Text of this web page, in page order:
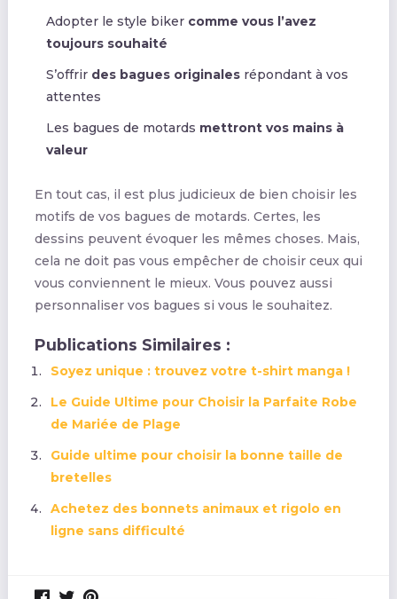
Adopter le style biker comme vous l’avez
toujours souhaité
S’offrir des bagues originalesrépondant à vos
attentes
Les bagues de motards mettront vos mains à
valeur
En tout cas, il est plus judicieux de bien choisir les
motifs de vos bagues de motards. Certes, les
dessins peuvent évoquer les mêmes choses. Mais,
cela ne doit pas vous empêcher de choisir ceux qui
vous conviennent le mieux. Vous pouvez aussi
personnaliser vos bagues si vous le souhaitez.
Publications Similaires :
Soyez unique : trouvez votre t-shirt manga !
Le Guide Ultime pour Choisir la Parfaite Robe
de Mariée de Plage
Guide ultime pour choisir la bonne taille de
bretelles
Achetez des bonnets animaux et rigolo en
ligne sans difficulté